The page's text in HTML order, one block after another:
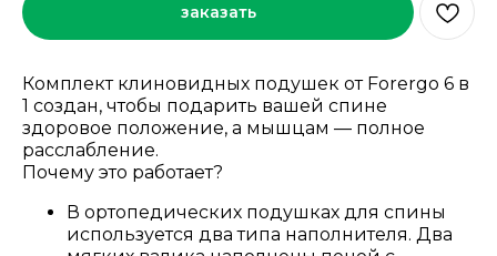
заказать
Комплект клиновидных подушек от Forergo 6 в
1 создан, чтобы подарить вашей спине
здоровое положение, а мышцам — полное
расслабление.
Почему это работает?
В ортопедических подушках для спины
используется два типа наполнителя. Два